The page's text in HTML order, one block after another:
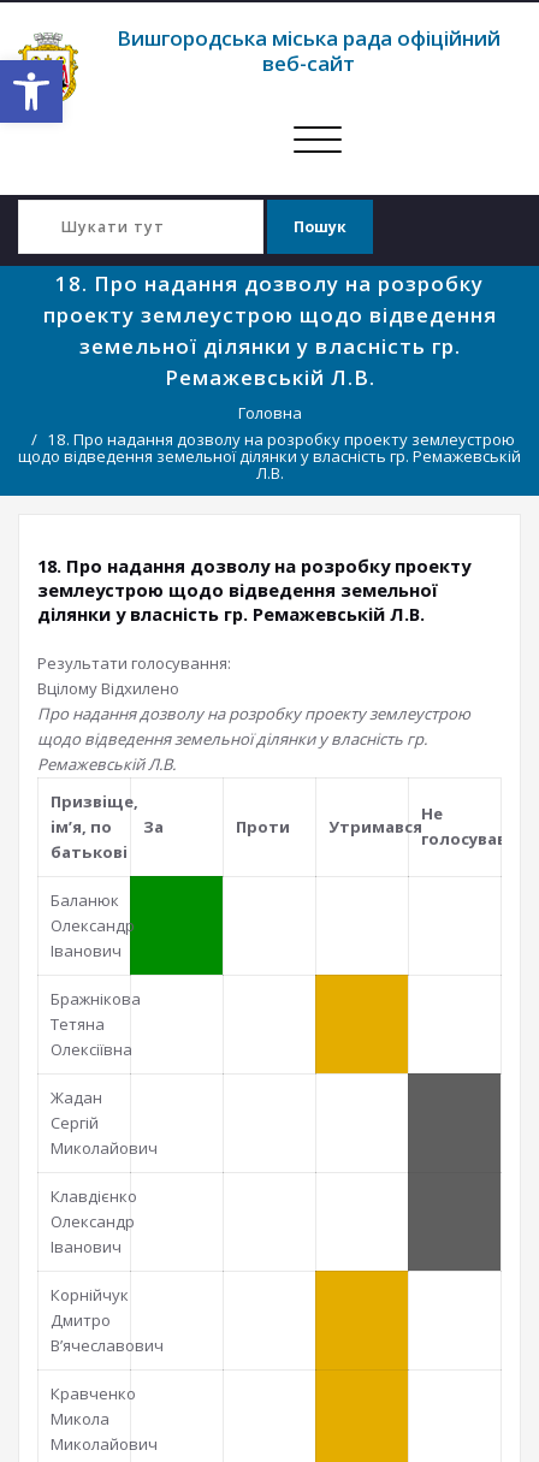
Відкрити Панель інструментів
Вишгородська міська рада офіційний
веб-сайт
Перемкнути
18. Про надання дозволу на розробку
проекту землеустрою щодо відведення
земельної ділянки у власність гр.
Ремажевській Л.В.
Головна
18. Про надання дозволу на розробку проекту землеустрою
щодо відведення земельної ділянки у власність гр. Ремажевській
Л.В.
18. Про надання дозволу на розробку проекту
землеустрою щодо відведення земельної
ділянки у власність гр. Ремажевській Л.В.
Результати голосування:
Вцілому Відхилено
Про надання дозволу на розробку проекту землеустрою
щодо відведення земельної ділянки у власність гр.
Ремажевській Л.В.
Призвiще,
iм’я, по
батьковi
За Проти Утримався
Не
голосував
Баланюк
Олександр
Іванович
Бражнікова
Тетяна
Олексіївна
Жадан
Сергій
Миколайович
Клавдієнко
Олександр
Іванович
Корнійчук
Дмитро
В’ячеславович
Кравченко
Микола
Миколайович